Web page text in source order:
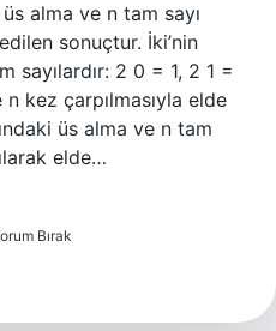
alma ve n tam sayı
sonuçtur. İki’nin
sayılardır: 2 0 = 1, 2 1 =
kez çarpılmasıyla elde
üs alma ve n tam
elde…
Bırak